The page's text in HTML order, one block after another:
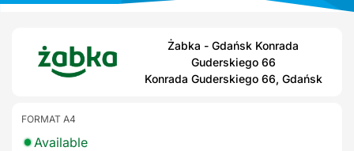
Żabka - Gdańsk Konrada
Guderskiego 66
Konrada Guderskiego 66, Gdańsk
FORMAT A4
Available